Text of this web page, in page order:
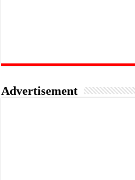
Advertisement